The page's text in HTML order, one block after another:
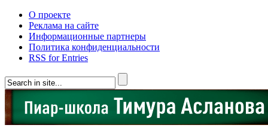
О проекте
Реклама на сайте
Информационные партнеры
Политика конфиденциальности
RSS for Entries